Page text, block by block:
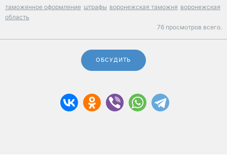
таможенное оформление штрафы воронежская таможня воронежская
область
76 просмотров всего.
ОБСУДИТЬ